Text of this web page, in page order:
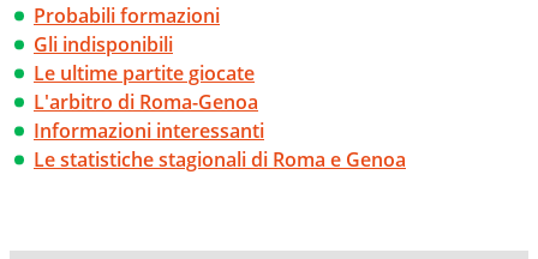
Probabili formazioni
Gli indisponibili
Le ultime partite giocate
L'arbitro di Roma-Genoa
Informazioni interessanti
Le statistiche stagionali di Roma e Genoa